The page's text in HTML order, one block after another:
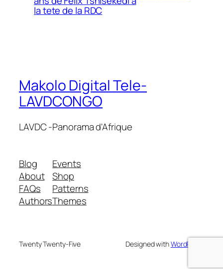
la tete de la RDC
Makolo Digital Tele-
LAVDCONGO
LAVDC -Panorama d'Afrique
Blog
About
FAQs
Authors
Events
Shop
Patterns
Themes
Twenty Twenty-Five Designed withWordPress